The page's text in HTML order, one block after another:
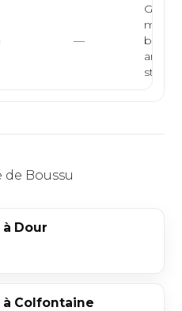
—
Boussu
Dour
Colfontaine